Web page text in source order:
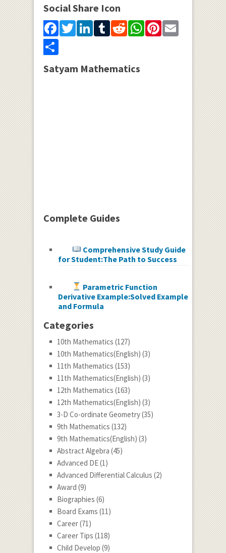
Social Share Icon
Facebook
Twitter
LinkedIn
Tumblr
Reddit
WhatsApp
Pinterest
Email
Share
Satyam Mathematics
Complete Guides
Comprehensive Study Guide
for Student:The Path to Success
Parametric Function
Derivative Example:Solved Example
and Formula
Categories
10th Mathematics (127)
10th Mathematics(English) (3)
11th Mathematics (153)
11th Mathematics(English) (3)
12th Mathematics (163)
12th Mathematics(English) (3)
3-D Co-ordinate Geometry(35)
9th Mathematics (132)
9th Mathematics(English) (3)
Abstract Algebra (45)
Advanced DE(1)
Advanced Differential Calculus (2)
Award (9)
Biographies (6)
Board Exams (11)
Career(71)
Career Tips (118)
Child Develop (9)